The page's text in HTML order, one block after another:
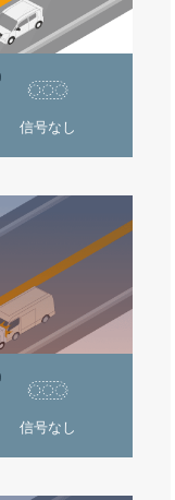
信号なし
信号なし